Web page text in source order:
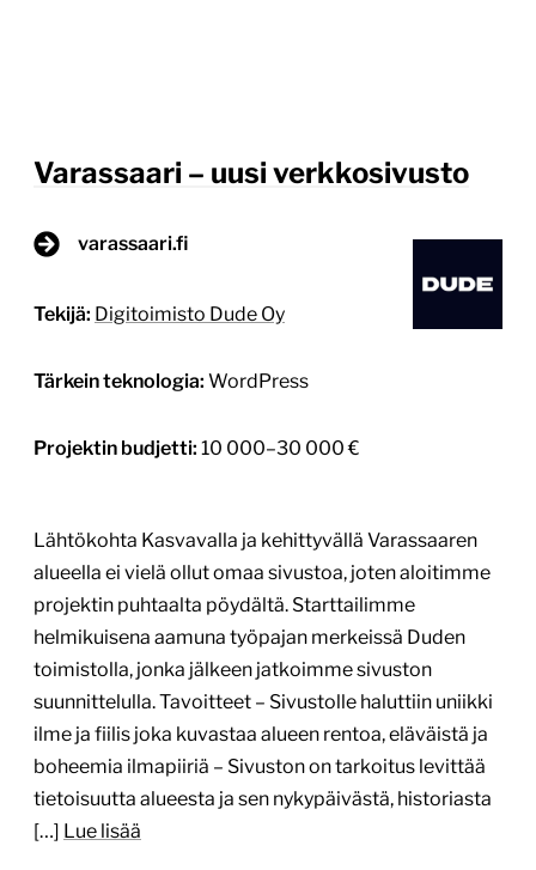
Varassaari – uusi verkkosivusto
varassaari.fi
Tekijä: Digitoimisto Dude Oy
Tärkein teknologia: WordPress
Projektin budjetti: 10 000–30 000 €
Lähtökohta Kasvavalla ja kehittyvällä Varassaaren
alueella ei vielä ollut omaa sivustoa, joten aloitimme
projektin puhtaalta pöydältä. Starttailimme
helmikuisena aamuna työpajan merkeissä Duden
toimistolla, jonka jälkeen jatkoimme sivuston
suunnittelulla. Tavoitteet – Sivustolle haluttiin uniikki
ilme ja fiilis joka kuvastaa alueen rentoa, eläväistä ja
boheemia ilmapiiriä – Sivuston on tarkoitus levittää
tietoisuutta alueesta ja sen nykypäivästä, historiasta
[…] Lue lisää